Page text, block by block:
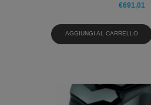
€691,01
AGGIUNGI AL CARRELLO